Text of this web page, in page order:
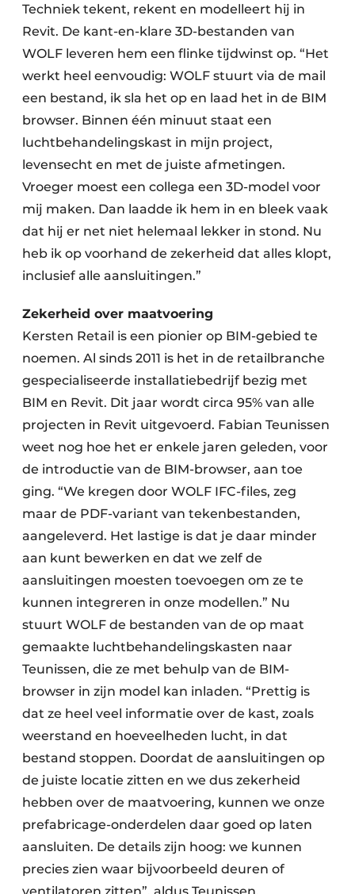
Techniek tekent, rekent en modelleert hij in
Revit. De kant-en-klare 3D-bestanden van
WOLF leveren hem een flinke tijdwinst op. “Het
werkt heel eenvoudig: WOLF stuurt via de mail
een bestand, ik sla het op en laad het in de BIM
browser. Binnen één minuut staat een
luchtbehandelingskast in mijn project,
levensecht en met de juiste afmetingen.
Vroeger moest een collega een 3D-model voor
mij maken. Dan laadde ik hem in en bleek vaak
dat hij er net niet helemaal lekker in stond. Nu
heb ik op voorhand de zekerheid dat alles klopt,
inclusief alle aansluitingen.”
Zekerheid over maatvoering
Kersten Retail is een pionier op BIM-gebied te
noemen. Al sinds 2011 is het in de retailbranche
gespecialiseerde installatiebedrijf bezig met
BIM en Revit. Dit jaar wordt circa 95% van alle
projecten in Revit uitgevoerd. Fabian Teunissen
weet nog hoe het er enkele jaren geleden, voor
de introductie van de BIM-browser, aan toe
ging. “We kregen door WOLF IFC-files, zeg
maar de PDF-variant van tekenbestanden,
aangeleverd. Het lastige is dat je daar minder
aan kunt bewerken en dat we zelf de
aansluitingen moesten toevoegen om ze te
kunnen integreren in onze modellen.” Nu
stuurt WOLF de bestanden van de op maat
gemaakte luchtbehandelingskasten naar
Teunissen, die ze met behulp van de BIM-
browser in zijn model kan inladen. “Prettig is
dat ze heel veel informatie over de kast, zoals
weerstand en hoeveelheden lucht, in dat
bestand stoppen. Doordat de aansluitingen op
de juiste locatie zitten en we dus zekerheid
hebben over de maatvoering, kunnen we onze
prefabricage-onderdelen daar goed op laten
aansluiten. De details zijn hoog: we kunnen
precies zien waar bijvoorbeeld deuren of
ventilatoren zitten”, aldus Teunissen.